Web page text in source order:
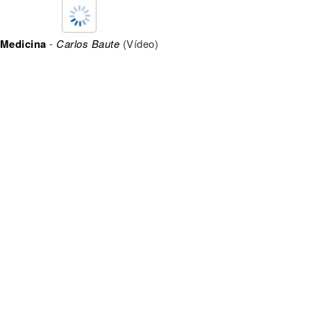
- Carlos Baute (Vídeo)